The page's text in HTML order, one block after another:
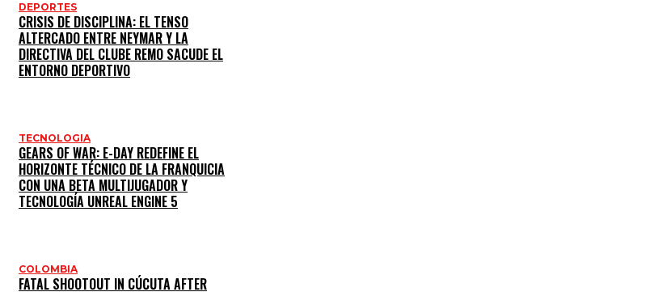
DEPORTES
CRISIS DE DISCIPLINA: EL TENSO
ALTERCADO ENTRE NEYMAR Y LA
DIRECTIVA DEL CLUBE REMO SACUDE EL
ENTORNO DEPORTIVO
TECNOLOGIA
GEARS OF WAR: E-DAY REDEFINE EL
HORIZONTE TÉCNICO DE LA FRANQUICIA
CON UNA BETA MULTIJUGADOR Y
TECNOLOGÍA UNREAL ENGINE 5
COLOMBIA
FATAL SHOOTOUT IN CÚCUTA AFTER